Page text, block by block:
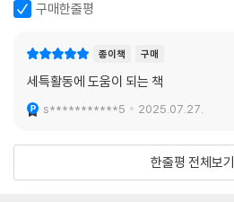
구매한줄평
종이책 구매
세특활동에 도움이 되는 책
s***********5 2025.07.27.
한줄평 전체보기